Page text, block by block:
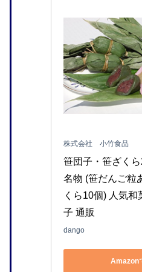
株式会社 小竹食品
笹団子・笹ざく
名物 (笹だんご粒
くら10個) 人気和
子 通販
dango
Amazon